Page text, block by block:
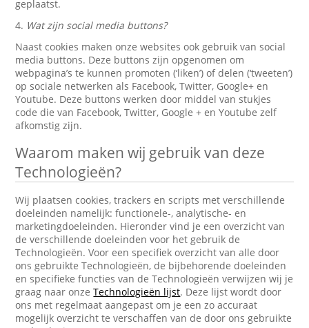
geplaatst.
4. Wat zijn social media buttons?
Naast cookies maken onze websites ook gebruik van social
media buttons. Deze buttons zijn opgenomen om
webpagina’s te kunnen promoten (‘liken’) of delen (‘tweeten’)
op sociale netwerken als Facebook, Twitter, Google+ en
Youtube. Deze buttons werken door middel van stukjes
code die van Facebook, Twitter, Google + en Youtube zelf
afkomstig zijn.
Waarom maken wij gebruik van deze
Technologieën?
Wij plaatsen cookies, trackers en scripts met verschillende
doeleinden namelijk: functionele-, analytische- en
marketingdoeleinden. Hieronder vind je een overzicht van
de verschillende doeleinden voor het gebruik de
Technologieën. Voor een specifiek overzicht van alle door
ons gebruikte Technologieën, de bijbehorende doeleinden
en specifieke functies van de Technologieën verwijzen wij je
graag naar onzeTechnologieën lijst. Deze lijst wordt door
ons met regelmaat aangepast om je een zo accuraat
mogelijk overzicht te verschaffen van de door ons gebruikte